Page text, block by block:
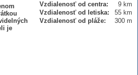
Vzdialenosť od centra:
9 km
Vzdialenosť od letiska:
55 km
Vzdialenosť od pláže:
300 m
je